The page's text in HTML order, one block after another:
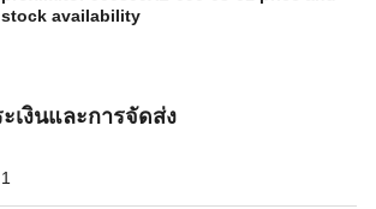
stock availability
เงินและการจัดส่ง
1